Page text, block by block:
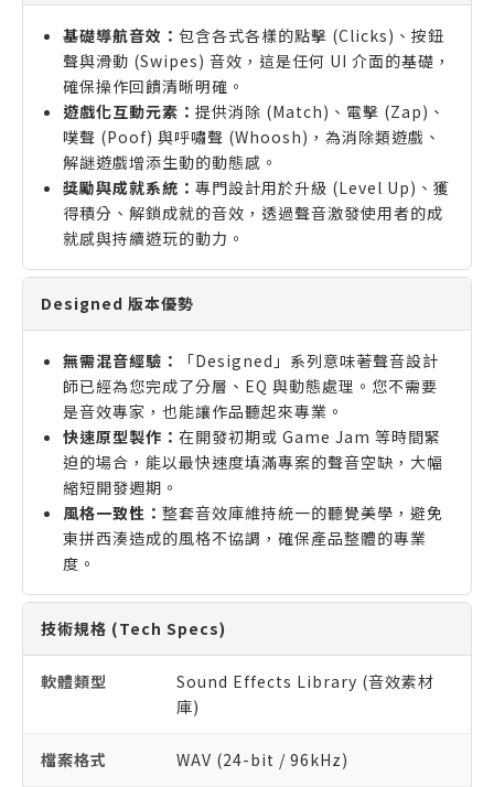
基礎導航音效： 包含各式各樣的點擊 (Clicks)、按鈕
聲與滑動 (Swipes) 音效，這是任何 UI 介面的基礎，
確保操作回饋清晰明確。
遊戲化互動元素： 提供消除 (Match)、電擊 (Zap)、
噗聲 (Poof) 與呼嘯聲 (Whoosh)，為消除類遊戲、
解謎遊戲增添生動的動態感。
獎勵與成就系統： 專門設計用於升級 (Level Up)、獲
得積分、解鎖成就的音效，透過聲音激發使用者的成
就感與持續遊玩的動力。
Designed 版本優勢
無需混音經驗：
「Designed」系列意味著聲音設計
師已經為您完成了分層、EQ 與動態處理。您不需要
是音效專家，也能讓作品聽起來專業。
快速原型製作： 在開發初期或 Game Jam 等時間緊
迫的場合，能以最快速度填滿專案的聲音空缺，大幅
縮短開發週期。
風格一致性： 整套音效庫維持統一的聽覺美學，避免
東拼西湊造成的風格不協調，確保產品整體的專業
度。
技術規格 (Tech Specs)
軟體類型
Sound Effects Library (音效素材
庫)
檔案格式 WAV (24-bit / 96kHz)